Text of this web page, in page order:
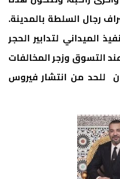
رجال السلطة بالمدينة.
الميداني لتدابير الحجر
التسوق وزجر المخالفات
للحد من انتشار فيروس